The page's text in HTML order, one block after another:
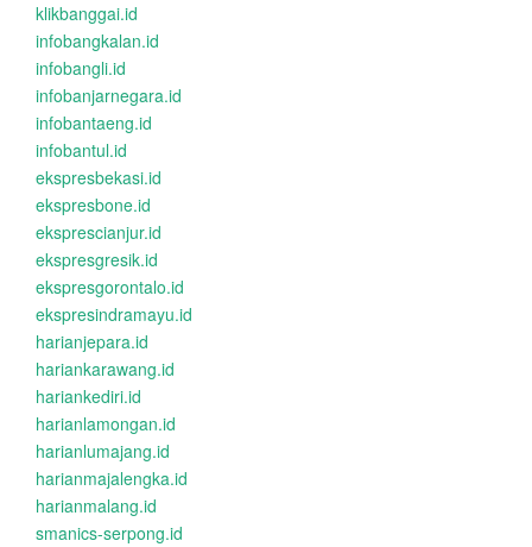
klikbanggai.id
infobangkalan.id
infobangli.id
infobanjarnegara.id
infobantaeng.id
infobantul.id
ekspresbekasi.id
ekspresbone.id
eksprescianjur.id
ekspresgresik.id
ekspresgorontalo.id
ekspresindramayu.id
harianjepara.id
hariankarawang.id
hariankediri.id
harianlamongan.id
harianlumajang.id
harianmajalengka.id
harianmalang.id
smanics-serpong.id